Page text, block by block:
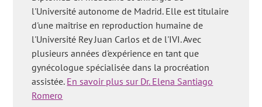
Vos questions fréquentes:'Est-il avantageux d'effectuer une
FIV avec DPI s'il n'y a pas d'indication?' 'Quels sont les
avantages de l'IA par rapport à la FIV?' 'Y a-t-il des avantages
ou des inconvénients au traitement par ICSI par rapport à la FIV
normale?','Le prix de l'IA est un avantage très important pour
moi, mais j'ai une trompe non perméable, serait-il plus
avantageux de faire une FIV?' 'Quels sont les avantages de la
fécondation in vitro pour l'homme?'
l'Université autonome de Madrid. Elle est titulaire
d'une maîtrise en reproduction humaine de
l'Université Rey Juan Carlos et de l'IVI. Avec
plusieurs années d'expérience en tant que
gynécologue spécialisée dans la procréation
assistée. En savoir plus sur Dr. Elena Santiago
Romero